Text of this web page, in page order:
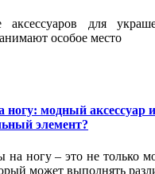
для
особое место
ногу: модный аксессуар
элемент?
на ногу – это не только
может выполнять